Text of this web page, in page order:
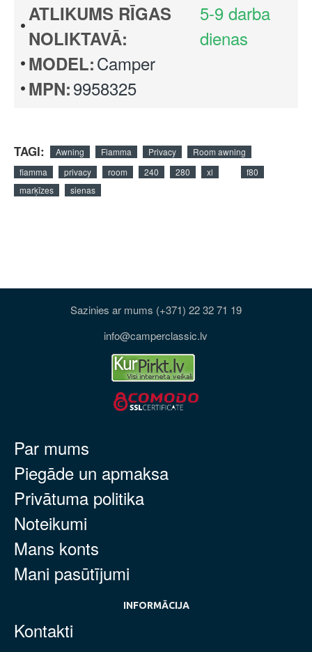
ATLIKUMS RĪGAS
NOLIKTAVĀ:
5-9 darba
dienas
MODEL:Camper
MPN:9958325
TAGI: Awning Fiamma Privacy
Room awning
fiamma
privacy room 240 280 xl
f80
marķīzes
sienas
Sazinies ar mums (+371) 22 32 71 19
info@camperclassic.lv
Par mums
Piegāde un apmaksa
Privātuma politika
Noteikumi
Mans konts
Mani pasūtījumi
INFORMĀCIJA
Kontakti